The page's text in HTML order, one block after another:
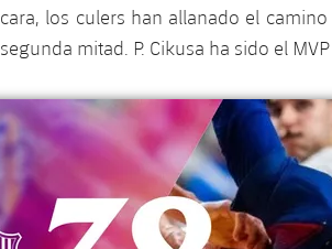
cara, los culers han allanado el
segunda mitad. P. Cikusa ha sido el